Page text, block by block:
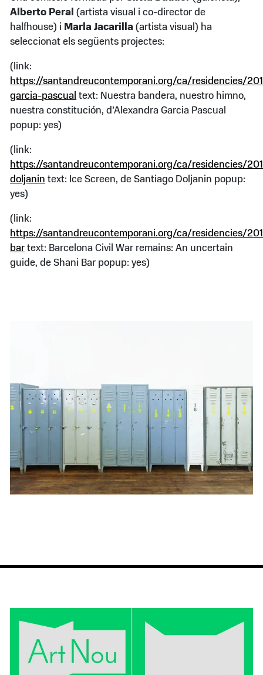
Alberto Peral (artista visual i co-director de
halfhouse) i Marla Jacarilla (artista visual) ha
seleccionat els següents projectes:
(link:
https://santandreucontemporani.org/ca/residencies/
garcia-pascual text: Nuestra bandera, nuestro himno,
nuestra constitución, d’Alexandra Garcia Pascual
popup: yes)
(link:
https://santandreucontemporani.org/ca/residencies/
doljanin text: Ice Screen, de Santiago Doljanin popup:
yes)
(link:
https://santandreucontemporani.org/ca/residencies/
bar text: Barcelona Civil War remains: An uncertain
guide, de Shani Bar popup: yes)